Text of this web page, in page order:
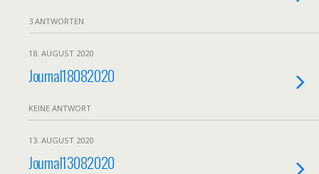
3 ANTWORTEN
18. AUGUST 2020
Journal18082020
KEINE ANTWORT
13. AUGUST 2020
Journal13082020